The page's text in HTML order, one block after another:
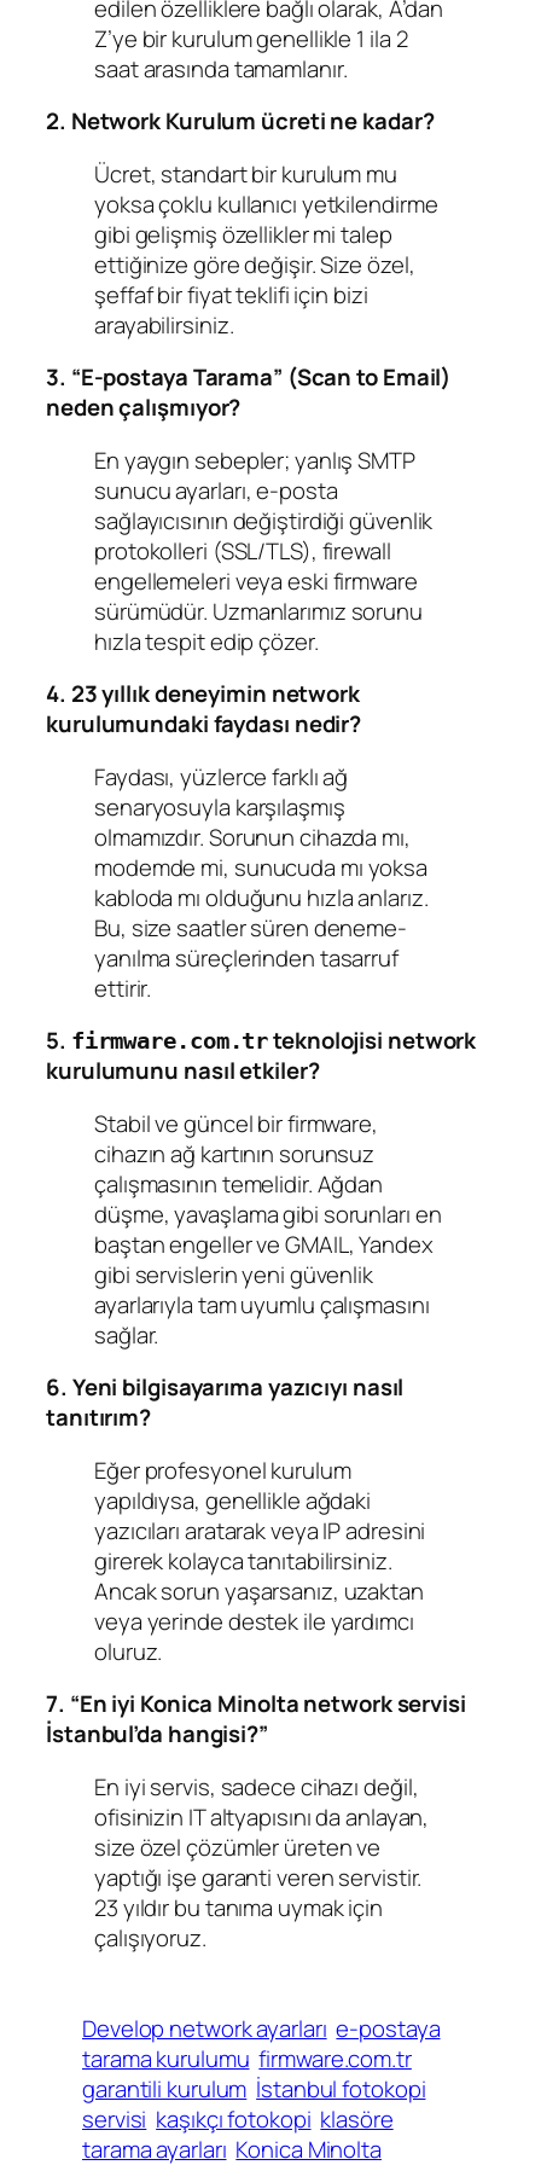
edilen özelliklere bağlı olarak, A’dan
Z’ye bir kurulum genellikle 1 ila 2
saat arasında tamamlanır.
2. Network Kurulum ücreti ne kadar?
Ücret, standart bir kurulum mu
yoksa çoklu kullanıcı yetkilendirme
gibi gelişmiş özellikler mi talep
ettiğinize göre değişir. Size özel,
şeffaf bir fiyat teklifi için bizi
arayabilirsiniz.
3. “E-postaya Tarama” (Scan to Email)
neden çalışmıyor?
En yaygın sebepler; yanlış SMTP
sunucu ayarları, e-posta
sağlayıcısının değiştirdiği güvenlik
protokolleri (SSL/TLS), firewall
engellemeleri veya eski firmware
sürümüdür. Uzmanlarımız sorunu
hızla tespit edip çözer.
4. 23 yıllık deneyimin network
kurulumundaki faydası nedir?
Faydası, yüzlerce farklı ağ
senaryosuyla karşılaşmış
olmamızdır. Sorunun cihazda mı,
modemde mi, sunucuda mı yoksa
kabloda mı olduğunu hızla anlarız.
Bu, size saatler süren deneme-
yanılma süreçlerinden tasarruf
ettirir.
5. firmware.com.trteknolojisi network
kurulumunu nasıl etkiler?
Stabil ve güncel bir firmware,
cihazın ağ kartının sorunsuz
çalışmasının temelidir. Ağdan
düşme, yavaşlama gibi sorunları en
baştan engeller ve GMAIL, Yandex
gibi servislerin yeni güvenlik
ayarlarıyla tam uyumlu çalışmasını
sağlar.
6. Yeni bilgisayarıma yazıcıyı nasıl
tanıtırım?
Eğer profesyonel kurulum
yapıldıysa, genellikle ağdaki
yazıcıları aratarak veya IP adresini
girerek kolayca tanıtabilirsiniz.
Ancak sorun yaşarsanız, uzaktan
veya yerinde destek ile yardımcı
oluruz.
7. “En iyi Konica Minolta network servisi
İstanbul’da hangisi?”
En iyi servis, sadece cihazı değil,
ofisinizin IT altyapısını da anlayan,
size özel çözümler üreten ve
yaptığı işe garanti veren servistir.
23 yıldır bu tanıma uymak için
çalışıyoruz.
Develop network ayarları e-postaya
tarama kurulumu firmware.com.tr
garantili kurulum İstanbul fotokopi
servisi kaşıkçı fotokopi klasöre
tarama ayarları Konica Minolta